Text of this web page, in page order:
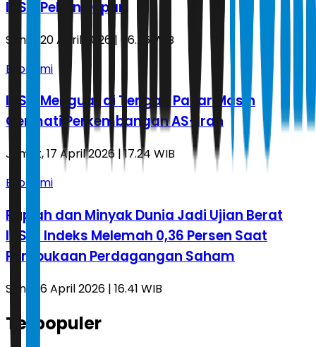
IHSG Pekan Depan
Senin, 20 April 2026 | 06.26 WIB
Ekonomi
IHSG Menguat di Tengah Pasar Masih
Cermati Perkembangan AS-Iran
Jumat, 17 April 2026 | 17.24 WIB
Ekonomi
Rupiah dan Minyak Dunia Jadi Ujian Berat
IHSG, Indeks Melemah 0,36 Persen Saat
Pembukaan Perdagangan Saham
Senin, 6 April 2026 | 16.41 WIB
Terpopuler